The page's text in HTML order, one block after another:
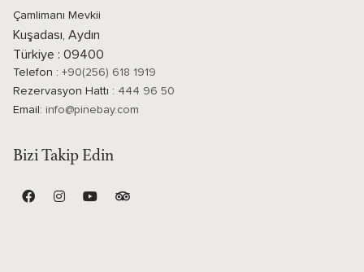
Çamlimanı Mevkii
Kuşadası, Aydın
Türkiye : 09400
Telefon : +90(256) 618 1919
Rezervasyon Hattı : 444 96 50
Email: info@pinebay.com
Bizi Takip Edin